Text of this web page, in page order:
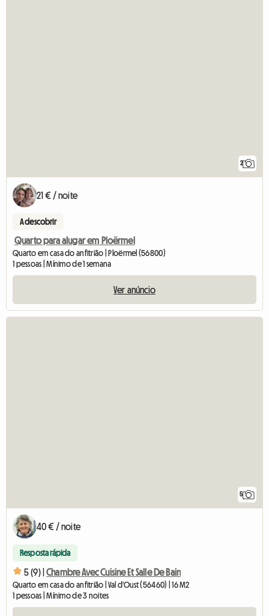
2
21 € / noite
A descobrir
Quarto para alugar em Ploërmel
Quarto em casa do anfitrião | Ploërmel (56800)
1 pessoas | Mínimo de 1 semana
Ver anúncio
5
40 € / noite
Resposta rápida
5 (9) | Chambre Avec Cuisine Et Salle De Bain
Quarto em casa do anfitrião | Val d'Oust (56460) | 16 M2
1 pessoas | Mínimo de 3 noites